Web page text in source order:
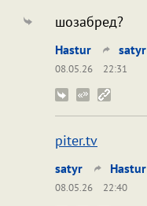
шозабред?
Hastur satyr
08.05.26
22:31
piter.tv
satyr Hastur
08.05.26
22:40